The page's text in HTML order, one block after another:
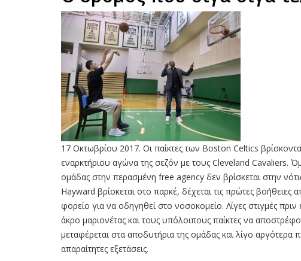
17 Οκτωβρίου 2017. Οι παίκτες των Boston Celtics
εναρκτήριου αγώνα της σεζόν με τους Cleveland Cavaliers.
ομάδας στην περασμένη free agency δεν βρίσκεται στην
Hayward βρίσκεται στο παρκέ, δέχεται τις πρώτες βοήθειες
φορείο για να οδηγηθεί στο νοσοκομείο. Λίγες στιγμές
άκρο μαριονέτας και τους υπόλοιπους παίκτες να
μεταφέρεται στα αποδυτήρια της ομάδας και λίγο
απαραίτητες εξετάσεις.